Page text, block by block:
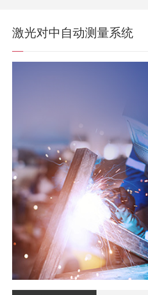
激光对中自动测量系统